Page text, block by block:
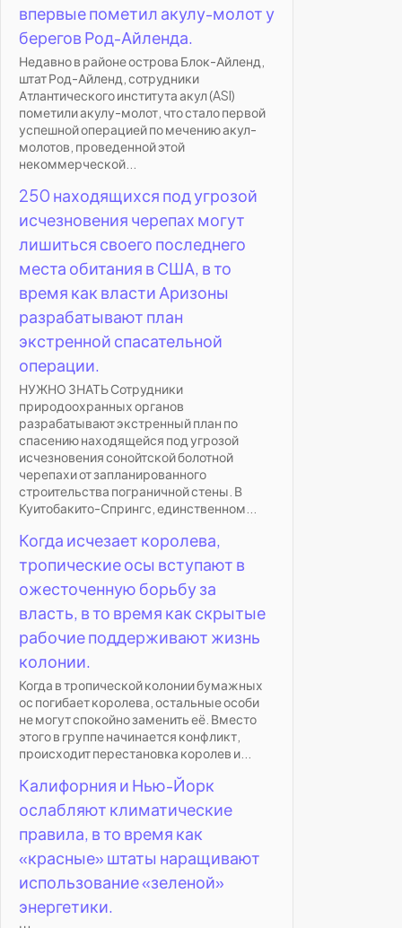
впервые пометил акулу-молот у
берегов Род-Айленда.
Недавно в районе острова Блок-Айленд,
штат Род-Айленд, сотрудники
Атлантического института акул (ASI)
пометили акулу-молот, что стало первой
успешной операцией по мечению акул-
молотов, проведенной этой
некоммерческой...
250 находящихся под угрозой
исчезновения черепах могут
лишиться своего последнего
места обитания в США, в то
время как власти Аризоны
разрабатывают план
экстренной спасательной
операции.
НУЖНО ЗНАТЬ Сотрудники
природоохранных органов
разрабатывают экстренный план по
спасению находящейся под угрозой
исчезновения сонойтской болотной
черепахи от запланированного
строительства пограничной стены. В
Куитобакито-Спрингс, единственном...
Когда исчезает королева,
тропические осы вступают в
ожесточенную борьбу за
власть, в то время как скрытые
рабочие поддерживают жизнь
колонии.
Когда в тропической колонии бумажных
ос погибает королева, остальные особи
не могут спокойно заменить её. Вместо
этого в группе начинается конфликт,
происходит перестановка королев и...
Калифорния и Нью-Йорк
ослабляют климатические
правила, в то время как
«красные» штаты наращивают
использование «зеленой»
энергетики.